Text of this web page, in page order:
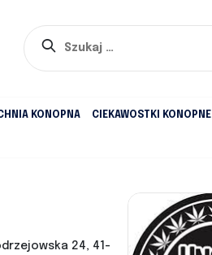
KONOPNA CIEKAWOSTKI KONOPNE
24, 41-